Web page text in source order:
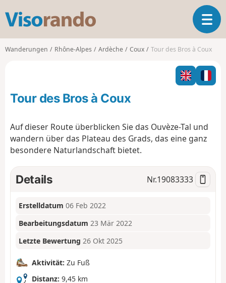
s
o
o
T
o
l
n
g
a
o
n
Wanderungen Rhône-Alpes Ardèche Coux Tour des Bros à Coux
Tour des Bros à Coux
Auf dieser Route überblicken Sie das Ouvèze-Tal und
wandern über das Plateau des Grads, das eine ganz
besondere Naturlandschaft bietet.
Details Nr.19083333
Erstelldatum 06 Feb 2022
Bearbeitungsdatum 23 Mär 2022
Letzte Bewertung 26 Okt 2025
Aktivität: Zu Fuß
Distanz: 9,45 km